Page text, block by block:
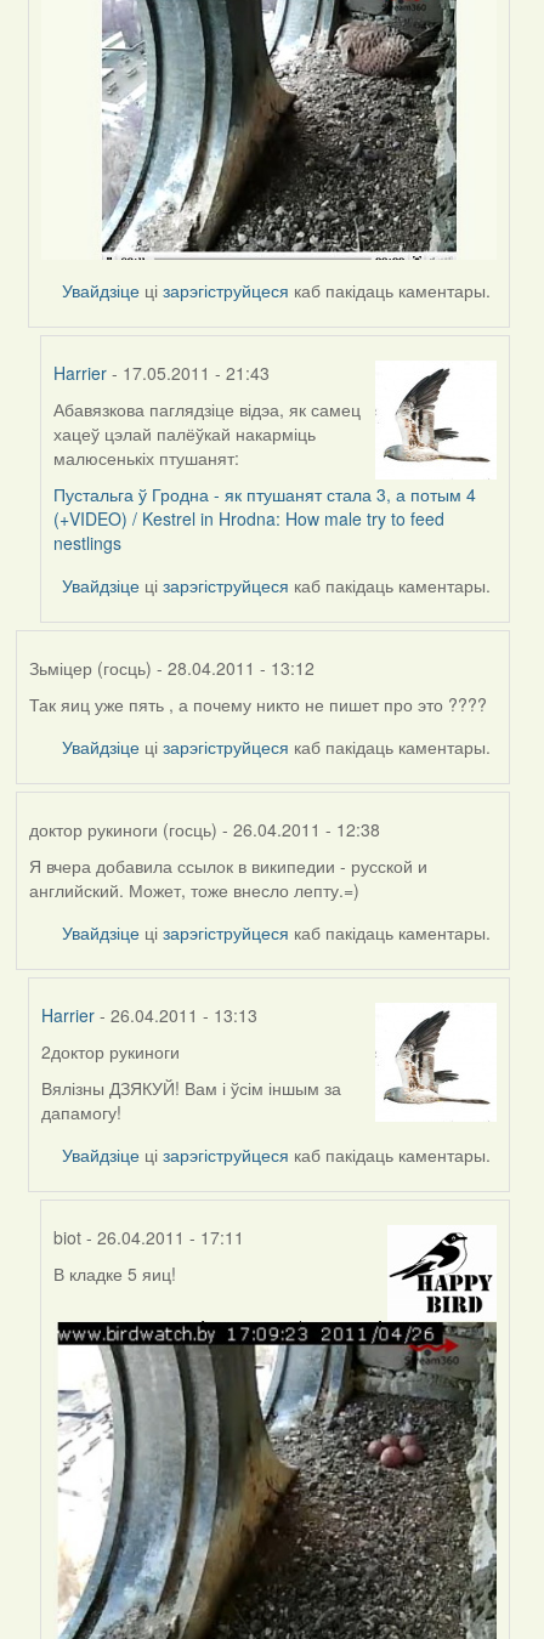
Увайдзіце цізарэгіструйцеся каб пакідаць каментары.
Harrier - 17.05.2011 - 21:43
In
reply
to
by
Harrier
Абавязкова паглядзіце відэа, як самец
хацеў цэлай палёўкай накарміць
малюсенькіх птушанят:
Пустальга ў Гродна - як птушанят стала 3, а потым 4
(+VIDEO) / Kestrel in Hrodna: How male try to feed
nestlings
Увайдзіце цізарэгіструйцеся каб пакідаць каментары.
Зьміцер (госць) - 28.04.2011 - 13:12
Так яиц уже пять , а почему никто не пишет про это ????
Увайдзіце цізарэгіструйцеся каб пакідаць каментары.
доктор рукиноги (госць) - 26.04.2011 - 12:38
Я вчера добавила ссылок в википедии - русской и
английский. Может, тоже внесло лепту.=)
Увайдзіце цізарэгіструйцеся каб пакідаць каментары.
Harrier - 26.04.2011 - 13:13
In
reply
to
доктор
рукиноги
2доктор рукиноги
Вялізны ДЗЯКУЙ! Вам і ўсім іншым за
дапамогу!
Увайдзіце цізарэгіструйцеся каб пакідаць каментары.
biot - 26.04.2011 - 17:11
In
to
Harrier
В кладке 5 яиц!